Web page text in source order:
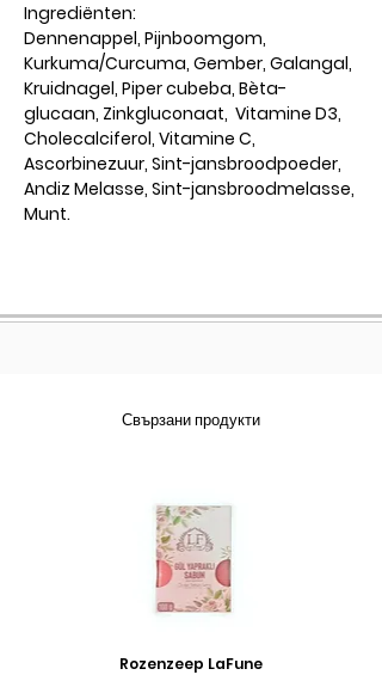
Ingrediënten:
Dennenappel, Pijnboomgom,
Kurkuma/Curcuma, Gember, Galangal,
Kruidnagel, Piper cubeba, Bèta-
glucaan, Zinkgluconaat, Vitamine D3,
Cholecalciferol, Vitamine C,
Ascorbinezuur, Sint-jansbroodpoeder,
Andiz Melasse, Sint-jansbroodmelasse,
Munt.
Свързани продукти
Rozenzeep LaFune